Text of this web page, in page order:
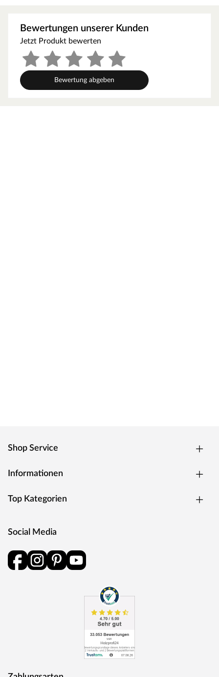
verbindet der Eckpfosten zwei Zaunfelder im rechten
Winkel und unterstreicht mit seiner neutralen
Farbgebung eine moderne Gestaltungslinie.
WPC ist eine Mischung aus Naturfasern und Kunststoff,
die sehr stabil, verwitterungsfrei und besonders
pflegeleicht ist. Es lässt sich bequem mit einem Lappen
Bewertungen unserer Kunden
Jetzt Produkt bewerten
Bewertung abgeben
Shop Service
Informationen
Top Kategorien
Social Media